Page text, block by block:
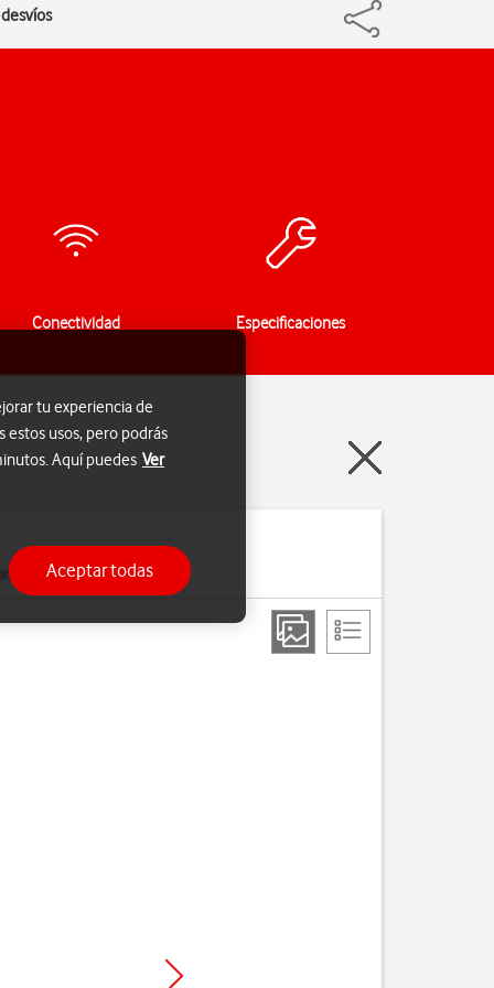
Conectividad Especificaciones
tu experiencia de
estos usos, pero podrás
Aquí puedes Ver
Aceptar todas